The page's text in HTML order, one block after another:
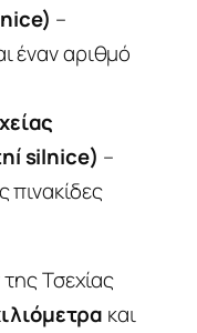
–
έναν αριθμό
silnice) –
πινακίδες
Τσεχίας
και